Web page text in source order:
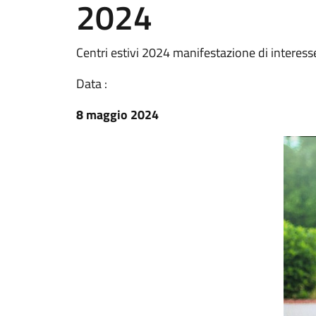
2024
Centri estivi 2024 manifestazione di
Data :
8 maggio 2024